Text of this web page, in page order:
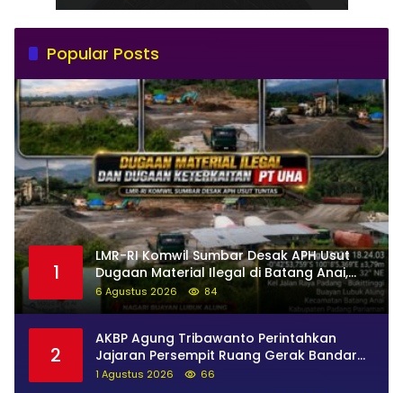
Popular Posts
1
LMR-RI Komwil Sumbar Desak APH Usut
Dugaan Material Ilegal di Batang Anai,
Dugaan Keterkaitan PT UHA Diminta
Diselidiki Tuntas
6 Agustus 2026 84
2
AKBP Agung Tribawanto Perintahkan
Jajaran Persempit Ruang Gerak Bandar
Narkoba di Pasaman Barat
1 Agustus 2026 66